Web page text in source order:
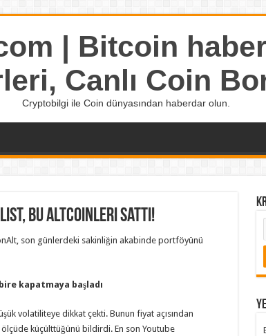
| Bitcoin
Canlı Coin
Cryptobilgi ile Coin dünyasından haberdar olun.
Bu Altcoinleri Sattı!
son günlerdeki sakinliğin akabinde portföyünü
kapatmaya başladı
volatiliteye dikkat çekti. Bunun fiyat açısından
küçülttüğünü bildirdi. En son Youtube